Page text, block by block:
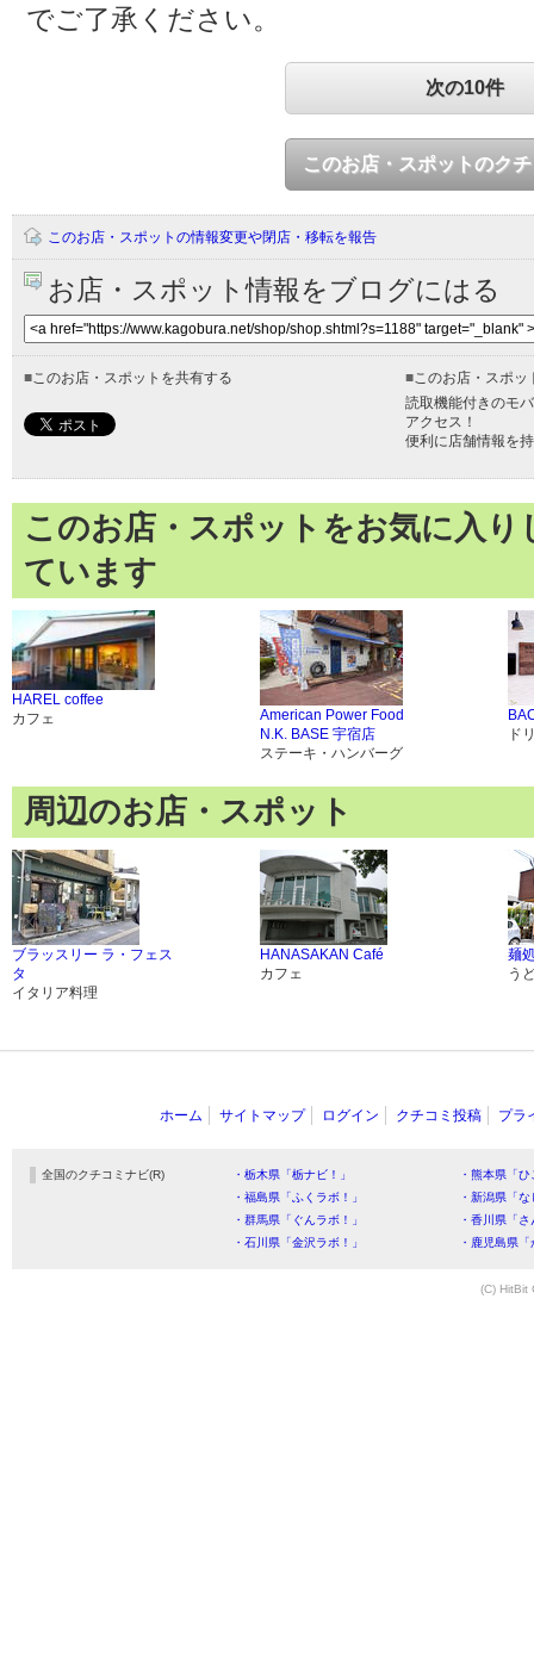
でご了承ください。
次の10件
このお店・スポットのク
このお店・スポットの情報変更や閉店・移転を報告
お店・スポット情報をブログにはる
■このお店・スポットを共有する ■このお店・スポッ
読取機能付きのモ
アクセス！
便利に店舗情報を
このお店・スポットをお気に入
ています
HAREL coffee
カフェ
American Power Food
N.K. BASE 宇宿店
ステーキ・ハンバーグ
ド
周辺のお店・スポット
ブラッスリー ラ・フェス
タ
イタリア料理
HANASAKAN Café
カフェ
麺
う
ホーム サイトマップ ログイン クチコミ投稿 プラ
全国のクチコミナビ(R) ・栃木県「栃ナビ！」
・熊本県「
・福島県「ふくラボ！」
・新潟県「
・群馬県「ぐんラボ！」
・香川県「
・石川県「金沢ラボ！」
・鹿児島県
(C) HitBit